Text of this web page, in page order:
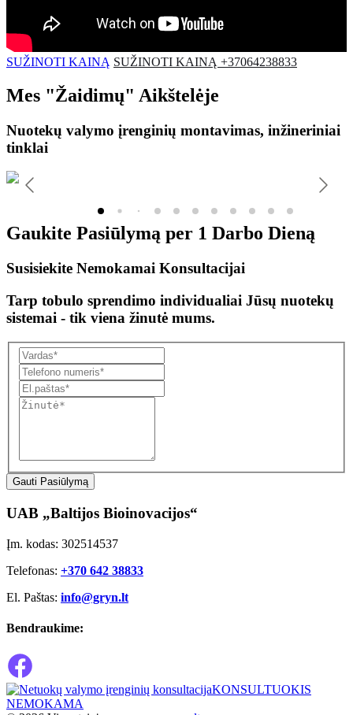
SUŽINOTI KAINĄ SUŽINOTI KAINĄ +37064238833
Mes "Žaidimų" Aikštelėje
Nuotekų valymo įrenginių montavimas, inžineriniai
tinklai
Gaukite Pasiūlymą per 1 Darbo Dieną
Susisiekite Nemokamai Konsultacijai
Tarp tobulo sprendimo individualiai Jūsų nuotekų
sistemai - tik viena žinutė mums.
Gauti Pasiūlymą
UAB „Baltijos Bioinovacijos“
Įm. kodas: 302514537
Telefonas: +370 642 38833
El. Paštas: info@gryn.lt
Bendraukime:
KONSULTUOKIS
NEMOKAMA